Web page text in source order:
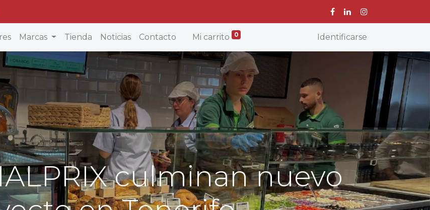
Marcas Tienda Noticias Contacto Mi carrito 0 Identificarse
culminan nuevo